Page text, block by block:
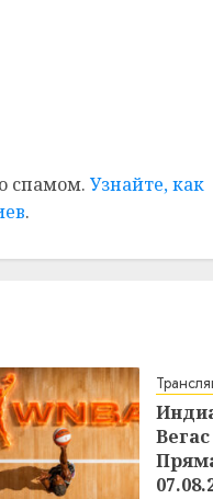
спамом. Узнайте, как
.